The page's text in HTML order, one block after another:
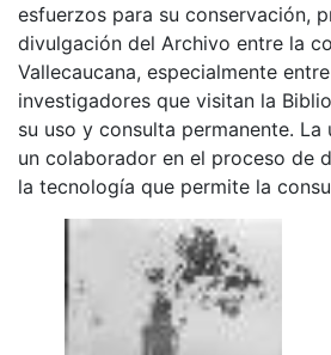
esfuerzos para su conservación,
divulgación del Archivo entre la
Vallecaucana, especialmente
investigadores que visitan la
su uso y consulta permanente. La
un colaborador en el proceso de
la tecnología que permite la